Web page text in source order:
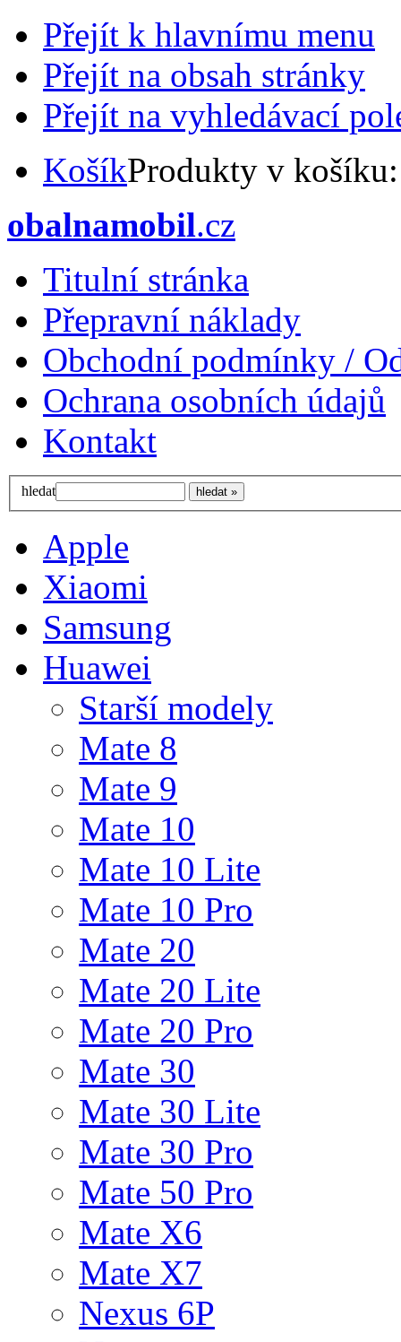
Přejít k hlavnímu menu
Přejít na obsah stránky
Přejít na vyhledávací
KošíkProdukty v
obalnamobil.cz
Titulní stránka
Přepravní náklady
Obchodní podmínky /
Ochrana osobních údajů
Kontakt
hledat
Apple
Xiaomi
Samsung
Huawei
Starší modely
Mate 8
Mate 9
Mate 10
Mate 10 Lite
Mate 10 Pro
Mate 20
Mate 20 Lite
Mate 20 Pro
Mate 30
Mate 30 Lite
Mate 30 Pro
Mate 50 Pro
Mate X6
Mate X7
Nexus 6P